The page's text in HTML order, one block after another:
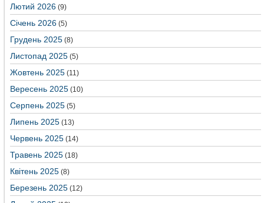
Лютий 2026 (9)
Січень 2026 (5)
Грудень 2025 (8)
Листопад 2025 (5)
Жовтень 2025 (11)
Вересень 2025 (10)
Серпень 2025 (5)
Липень 2025 (13)
Червень 2025 (14)
Травень 2025 (18)
Квітень 2025 (8)
Березень 2025 (12)